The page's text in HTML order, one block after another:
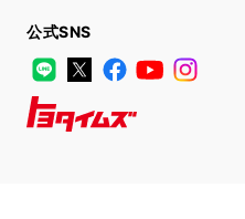
公式SNS
LINE
X FacebookYouTube